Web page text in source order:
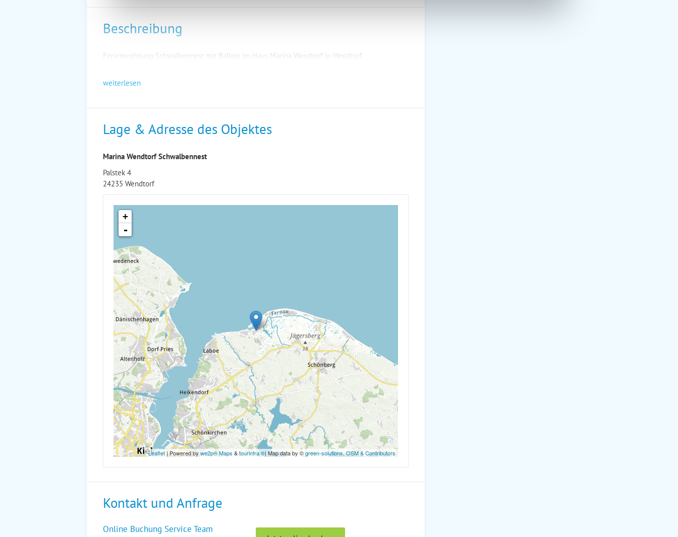
Beschreibung
Ferienwohnung Schwalbennest mit Balkon im Haus Marina Wendtorf in Wendtorf
weiterlesen
Lage & Adresse des Objektes
Marina Wendtorf Schwalbennest
Palstek 4
24235 Wendtorf
+
-
Leaflet| Powered bywe2p® Maps &tourinfra ®| Map data by ©green-solutions,OSM & Contributors
Kontakt und Anfrage
Online Buchung Service Team